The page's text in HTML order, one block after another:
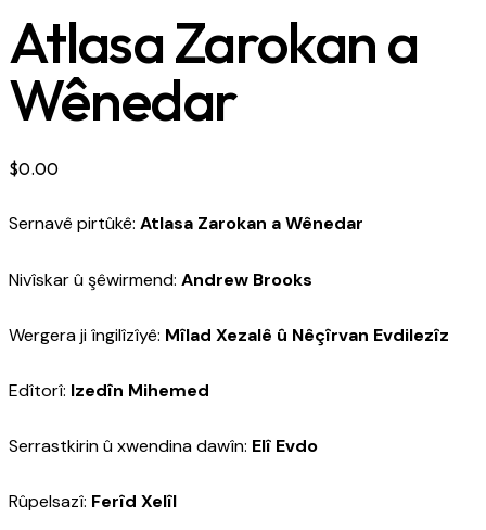
Atlasa Zarokan a
Wênedar
$0.00
Sernavê pirtûkê: Atlasa Zarokan a Wênedar
Nivîskar û şêwirmend: Andrew Brooks
Wergera ji îngilîzîyê: Mîlad Xezalê û Nêçîrvan Evdilezîz
Edîtorî: Izedîn Mihemed
Serrastkirin û xwendina dawîn: Elî Evdo
Rûpelsazî: Ferîd Xelîl